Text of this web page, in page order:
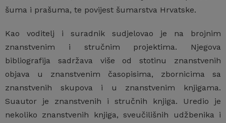
šuma i prašuma, te povijest šumarstva Hrvatske.
Kao voditelj i suradnik sudjelovao je na brojnim
znanstvenim i stručnim projektima. Njegova
bibliografija sadržava više od stotinu znanstvenih
objava u znanstvenim časopisima, zbornicima sa
znanstvenih skupova i u znanstvenim knjigama.
Suautor je znanstvenih i stručnih knjiga. Uredio je
nekoliko znanstvenih knjiga, sveučilišnih udžbenika i